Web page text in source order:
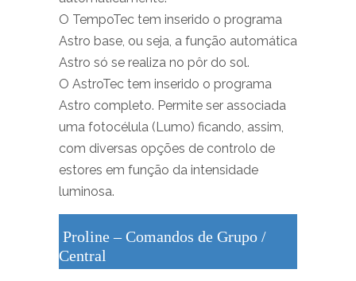
O TempoTec tem inserido o programa
Astro base, ou seja, a função automática
Astro só se realiza no pôr do sol.
O AstroTec tem inserido o programa
Astro completo. Permite ser associada
uma fotocélula (Lumo) ficando, assim,
com diversas opções de controlo de
estores em função da intensidade
luminosa.
Proline – Comandos de Grupo /
Central